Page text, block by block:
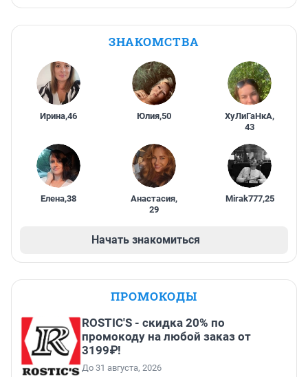
ЗНАКОМСТВА
Ирина,46 Юлия,50 ХуЛиГаНкА,
43
Елена,38 Анастасия,
29
Mirak777,25
Начать знакомиться
ПРОМОКОДЫ
ROSTIC'S - скидка 20% по
промокоду на любой заказ от
3199₽!
До 31 августа, 2026